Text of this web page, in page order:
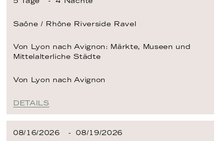
Saône / Rhône Riverside Ravel
Von Lyon nach Avignon: Märkte, Museen und
Mittelalterliche Städte
Von Lyon nach Avignon
DETAILS
08/16/2026 08/19/2026